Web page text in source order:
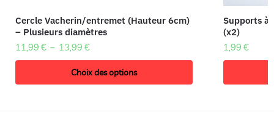
Cercle Vacherin/entremet (Hauteur 6cm)
– Plusieurs diamètres
11,99 € – 13,99 €
Choix des options
Supports à
(x2)
1,99 €